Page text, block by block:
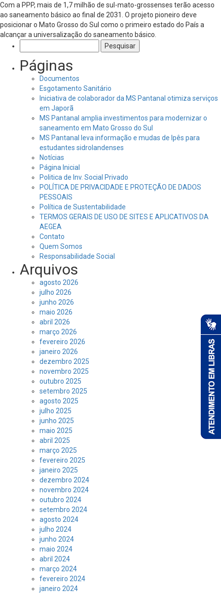
Com a PPP, mais de 1,7 milhão de sul-mato-grossenses terão acesso
ao saneamento básico ao final de 2031. O projeto pioneiro deve
posicionar o Mato Grosso do Sul como o primeiro estado do País a
alcançar a universalização do saneamento básico.
por:
Páginas
Documentos
Esgotamento Sanitário
Iniciativa de colaborador da MS Pantanal otimiza serviços
em Japorã
MS Pantanal amplia investimentos para modernizar o
saneamento em Mato Grosso do Sul
MS Pantanal leva informação e mudas de Ipês para
estudantes sidrolandenses
Notícias
Página Inicial
Politica de Inv. Social Privado
POLÍTICA DE PRIVACIDADE E PROTEÇÃO DE DADOS
PESSOAIS
Política de Sustentabilidade
TERMOS GERAIS DE USO DE SITES E APLICATIVOS DA
AEGEA
Contato
Quem Somos
Responsabilidade Social
Arquivos
agosto 2026
julho 2026
junho 2026
maio 2026
abril 2026
março 2026
fevereiro 2026
janeiro 2026
dezembro 2025
novembro 2025
outubro 2025
setembro 2025
agosto 2025
julho 2025
junho 2025
maio 2025
abril 2025
março 2025
fevereiro 2025
janeiro 2025
dezembro 2024
novembro 2024
outubro 2024
setembro 2024
agosto 2024
julho 2024
junho 2024
maio 2024
abril 2024
março 2024
fevereiro 2024
janeiro 2024